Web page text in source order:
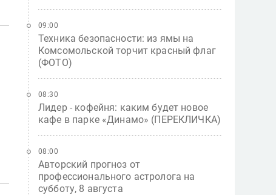
Техника безопасности: из ямы на
Комсомольской торчит красный флаг
(ФОТО)
09:00
Лидер - кофейня: каким будет новое
кафе в парке «Динамо» (ПЕРЕКЛИЧКА)
08:30
Авторский прогноз от
профессионального астролога на
субботу, 8 августа
08:00